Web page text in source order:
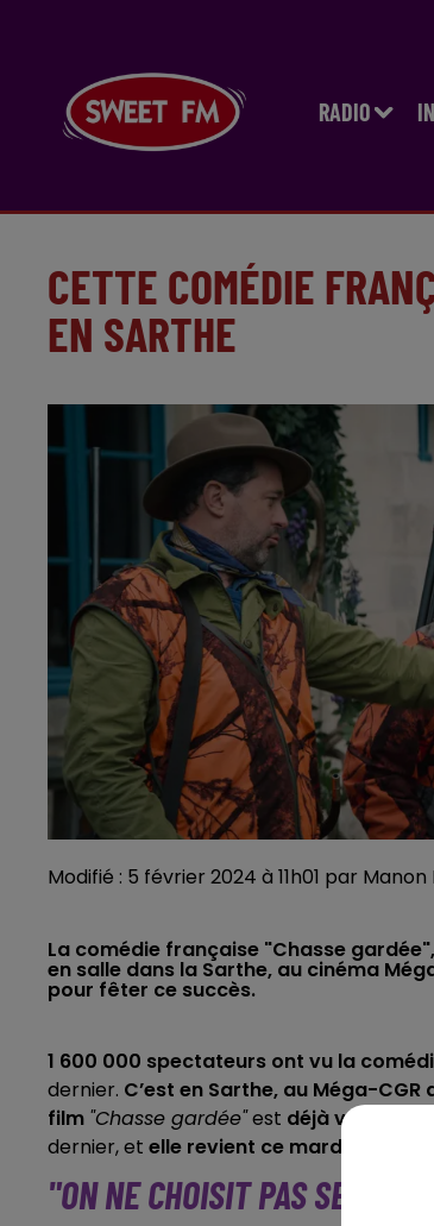
RADIO
CETTE COMÉDIE
EN SARTHE
Modifié : 5 février 2024 à 11h01 par
La comédie française "Chasse
en salle dans la Sarthe, au cinéma
pour fêter ce succès.
1 600 000 spectateurs ont vu la
dernier. C’est en Sarthe, au Méga-
film "Chasse gardée"est déjà venue
dernier, et elle revient ce mardi 6
"ON NE CHOISIT PAS SES